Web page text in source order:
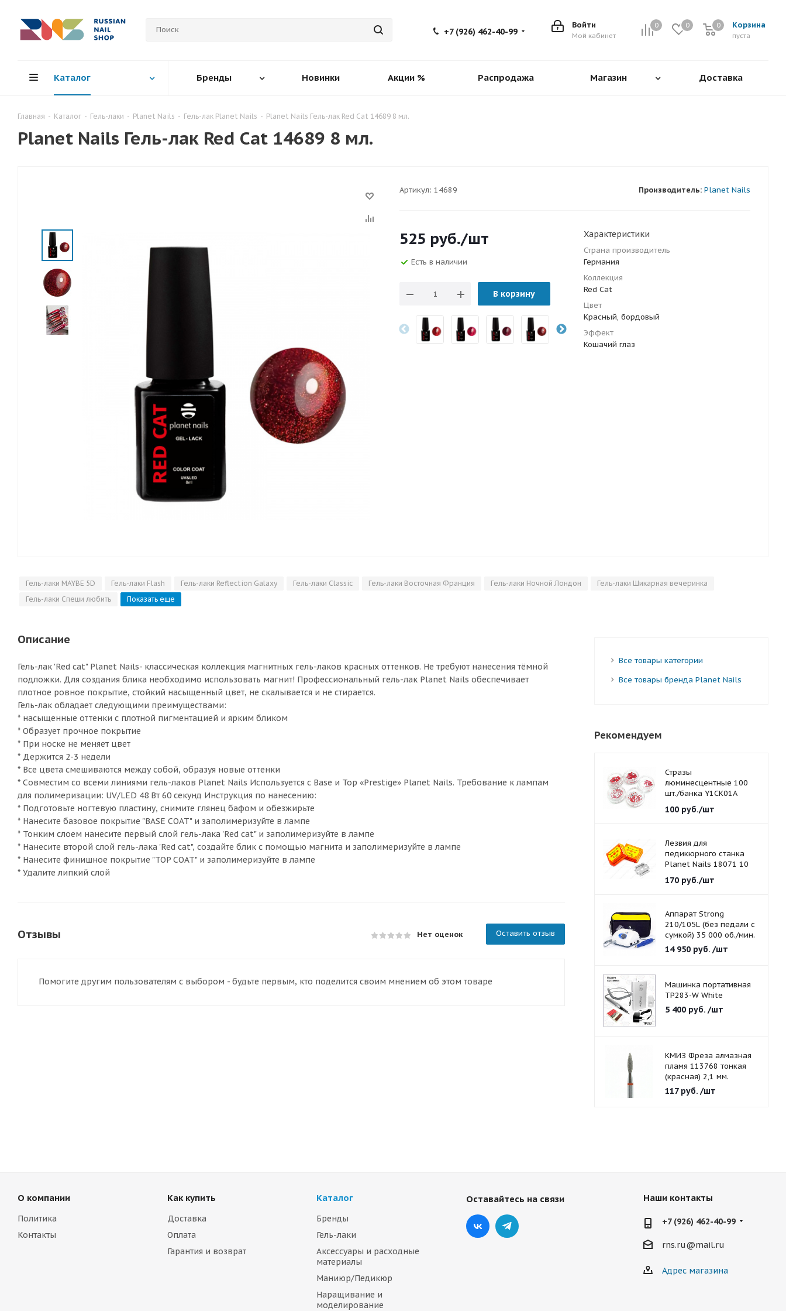
0 0 Корзина
0
пуста
0
Войти
Мой кабинет
+7 (926) 462-40-99
Каталог Бренды Новинки Акции % Распродажа Магазин Доставка
Главная - Каталог - Гель-лаки - Planet Nails - Гель-лак Planet Nails - Planet Nails Гель-лак Red Cat 14689 8 мл.
Planet Nails Гель-лак Red Cat 14689 8 мл.
Артикул: 14689 Производитель: Planet Nails
525 руб./шт
Есть в наличии
В корзину
Характеристики
Страна производитель
Германия
Коллекция
Red Cat
Цвет
Красный, бордовый
Эффект
Кошачий глаз
Гель-лаки MAYBE 5D Гель-лаки Flash Гель-лаки Reflection Galaxy Гель-лаки Classic Гель-лаки Восточная Франция Гель-лаки Ночной Лондон
Гель-лаки Шикарная вечеринка
Гель-лаки Спеши любить
Показать еще
Описание
Гель-лак 'Red cat" Planet Nails- классическая коллекция магнитных гель-лаков красных оттенков. Не требуют нанесения тёмной
подложки. Для создания блика необходимо использовать магнит! Профессиональный гель-лак Planet Nails обеспечивает
плотное ровное покрытие, стойкий насыщенный цвет, не скалывается и не стирается.
Гель-лак обладает следующими преимуществами:
* насыщенные оттенки с плотной пигментацией и ярким бликом
* Образует прочное покрытие
* При носке не меняет цвет
* Держится 2-3 недели
* Все цвета смешиваются между собой, образуя новые оттенки
* Совместим со всеми линиями гель-лаков Planet Nails Используется с Base и Top «Prestige» Planet Nails. Требование к лампам
для полимеризации: UV/LED 48 Вт 60 секунд Инструкция по нанесению:
* Подготовьте ногтевую пластину, снимите глянец бафом и обезжирьте
* Нанесите базовое покрытие "BASE COAT" и заполимеризуйте в лампе
* Тонким слоем нанесите первый слой гель-лака 'Red cat" и заполимеризуйте в лампе
* Нанесите второй слой гель-лака 'Red cat", создайте блик с помощью магнита и заполимеризуйте в лампе
* Нанесите финишное покрытие "TOP COAT" и заполимеризуйте в лампе
* Удалите липкий слой
Отзывы Нет оценок Оставить отзыв
Помогите другим пользователям с выбором - будьте первым, кто поделится своим мнением об этом товаре
Все товары категории
Все товары бренда Planet Nails
Рекомендуем
Стразы
люминесцентные 100
шт./банка Y1CK01A
красные 1,5 мм.
100руб./шт
Лезвия для
педикюрного станка
Planet Nails 18071 10
170руб./шт
Аппарат Strong
210/105L (без педали с
сумкой) 35 000 об./мин.
14 950руб. /шт
Машинка портативная
TP283-W White
5 400руб. /шт
КМИЗ Фреза алмазная
пламя 113768 тонкая
(красная) 2,1 мм.
117руб. /шт
О компании
Политика
Контакты
Как купить
Доставка
Оплата
Гарантия и возврат
Каталог
Бренды
Гель-лаки
Аксессуары и расходные
материалы
Маниюр/Педикюр
Наращивание и
моделирование
Оставайтесь на связи Наши контакты
+7 (926) 462-40-99
rns.ru@mail.ru
Адрес магазина